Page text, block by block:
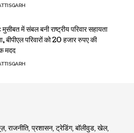
में संबल बनी राष्ट्रीय परिवार सहायता
बीपीएल परिवारों को 20 हजार रुपए की
मदद
राजनीति, प्रशासन, ट्रेडिंग, बॉलीवुड, खेल,